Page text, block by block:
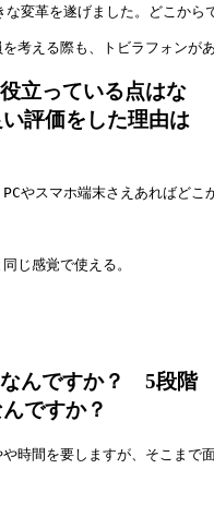
な変革を遂げました。どこか
考える際も、トビラフォン
立っている点はな
評価をした理由は
やスマホ端末さえあればどこ
じ感覚で使える。
なんですか？ 5段階
ですか？
時間を要しますが、そこま